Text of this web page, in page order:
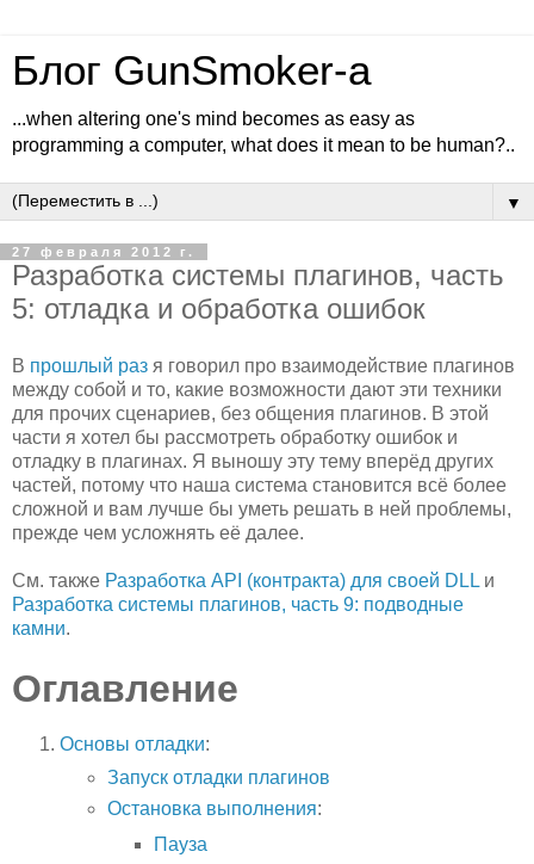
Блог GunSmoker-а
...when altering one's mind becomes as easy as
programming a computer, what does it mean to be human?..
▼
27 февраля 2012 г.
Разработка системы плагинов, часть
5: отладка и обработка ошибок
В прошлый раз я говорил про взаимодействие плагинов
между собой и то, какие возможности дают эти техники
для прочих сценариев, без общения плагинов. В этой
части я хотел бы рассмотреть обработку ошибок и
отладку в плагинах. Я выношу эту тему вперёд других
частей, потому что наша система становится всё более
сложной и вам лучше бы уметь решать в ней проблемы,
прежде чем усложнять её далее.
См. также Разработка API (контракта) для своей DLL и
Разработка системы плагинов, часть 9: подводные
камни.
Оглавление
Основы отладки:
Запуск отладки плагинов
Остановка выполнения:
Пауза